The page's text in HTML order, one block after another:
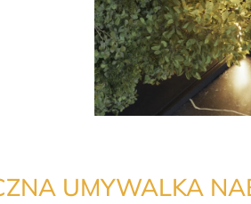
UMYWALKA